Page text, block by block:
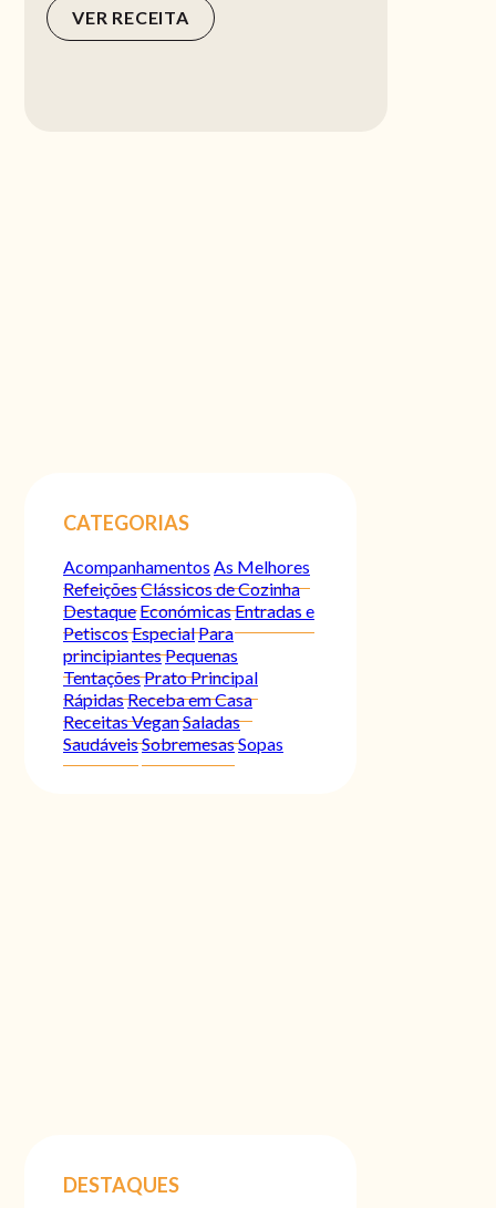
VER RECEITA
CATEGORIAS
Acompanhamentos As Melhores
RefeiçõesClássicos de Cozinha
Destaque EconómicasEntradas e
PetiscosEspecialPara
principiantesPequenas
TentaçõesPrato Principal
RápidasReceba em Casa
Receitas VeganSaladas
SaudáveisSobremesasSopas
DESTAQUES